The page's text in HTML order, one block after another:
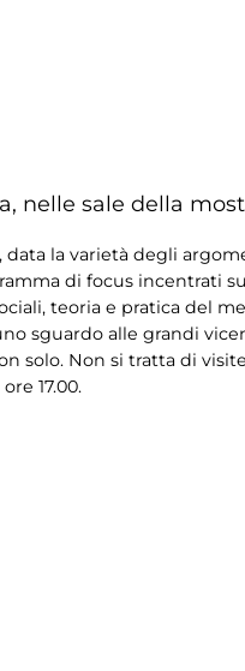
nelle sale della
la varietà degli
di focus incentrati
teoria e pratica del
sguardo alle grandi
solo. Non si tratta di
17.00.